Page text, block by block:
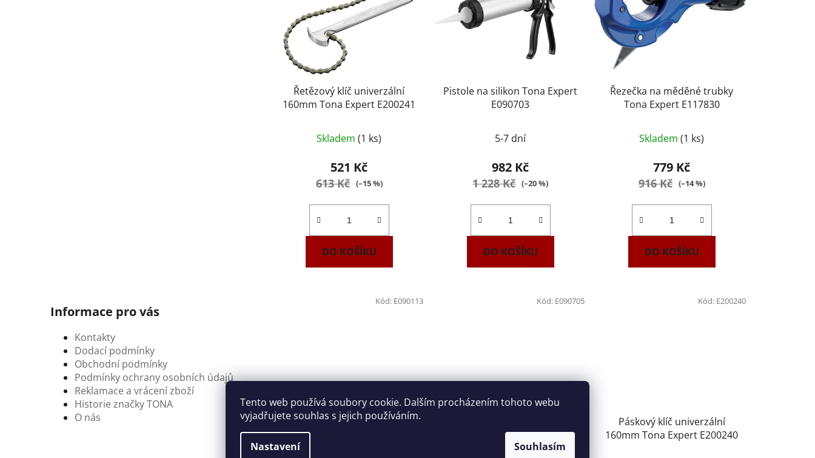
Tento web používá soubory cookie. Dalším procházením tohoto webu
vyjadřujete souhlas s jejich používáním.
Nastavení Souhlasím
Informace pro vás
Kontakty
Dodací podmínky
Obchodní podmínky
Podmínky ochrany osobních údajů
Reklamace a vrácení zboží
Historie značky TONA
O nás
Řetězový klíč univerzální
160mm Tona Expert E200241
Skladem(1 ks)
521 Kč
613 Kč (–15 %)
DO KOŠÍKU
Pistole na silikon Tona Expert
E090703
hodnocení
produktu
je
5
hvězdiček.
5-7 dní
982 Kč
1 228 Kč (–20 %)
DO KOŠÍKU
Řezečka na měděné trubky
Tona Expert E117830
Skladem(1 ks)
779 Kč
916 Kč (–14 %)
DO KOŠÍKU
Hasák 3" Tona Expert E090113
Kód: E090113
E090705
Kód: E090705
Páskový klíč univerzální
160mm Tona Expert E200240
Kód: E200240